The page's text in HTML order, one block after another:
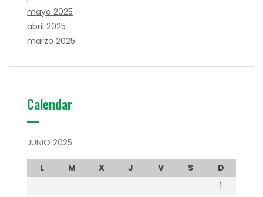
mayo 2025
abril 2025
marzo 2025
Calendar
JUNIO 2025
L M X J V S
D
1